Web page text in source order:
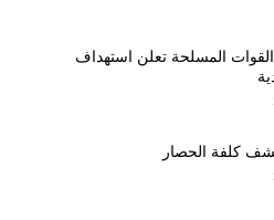
المسلحة تعلن استهداف
كلفة الحصار